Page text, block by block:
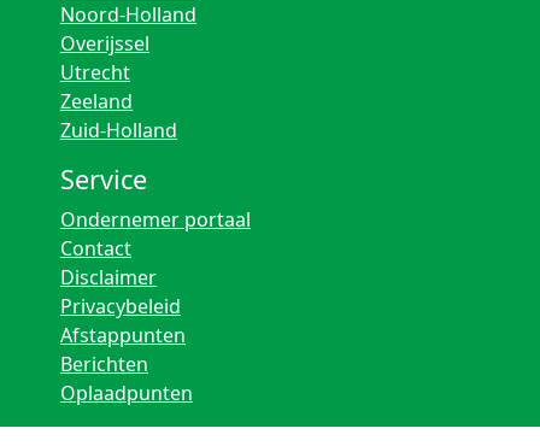
Noord-Holland
Overijssel
Utrecht
Zeeland
Zuid-Holland
Service
Ondernemer portaal
Contact
Disclaimer
Privacybeleid
Afstappunten
Berichten
Oplaadpunten